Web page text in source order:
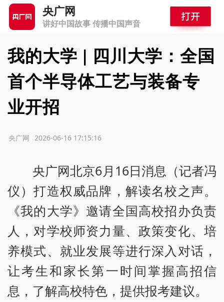
央广网
讲好中国故事 传播中国声音
我的大学 | 四川大学：全国
首个半导体工艺与装备专
业开招
2026-06-16 17:15:16
央广网
央广网北京6月16日消息（记者冯
仪）打造权威品牌，解读名校之声。
《我的大学》邀请全国高校招办负责
人，对学校师资力量、政策变化、培
养模式、就业发展等进行深入对话，
让考生和家长第一时间掌握高招信
息，了解高校特色，提供报考建议。